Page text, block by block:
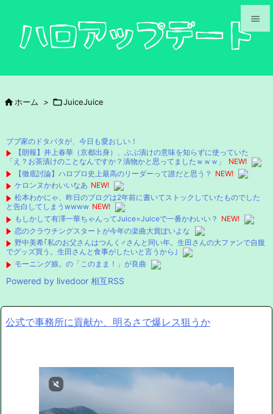




 ホーム > JuiceJuice
ブブ家のドタバタが、今日も愛おしい！
【朗報】井上春華（京都出身）、ぶぶ漬けの意味を知らずに使っていた
「え？お茶漬けのことなんですか？漬物かと思ってましたｗｗｗ」
NEW!
【徹底討論】ハロプロ史上最高のリーダーって誰だと思う？ NEW!
ケロンヌかわいいなあ NEW!
松本わかにゃ、昨日のブログは2年前に書いてストックしていたものでした
と告白してしまうwwww NEW!
もしかして有澤一華ちゃんってJuice=Juiceで一番かわいい？ NEW!
恋のクラウチングスタートが今年の楽曲大賞ぽいよな
野中美希｢私のお父さんはつんく♂さんと同い年。生田さんの大ファンで自腹
でグッズ買う。生田さんと食事がしたいと言うから｣
モーニング娘。の「このまま！」が良曲
Powered by livedoor 相互RSS
公式で事務所に貢献か、明るさで爆レス狙うか